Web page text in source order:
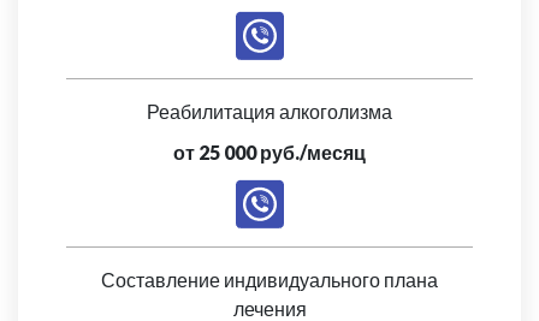
Реабилитация алкоголизма
от 25 000 руб./месяц
Составление индивидуального плана
лечения